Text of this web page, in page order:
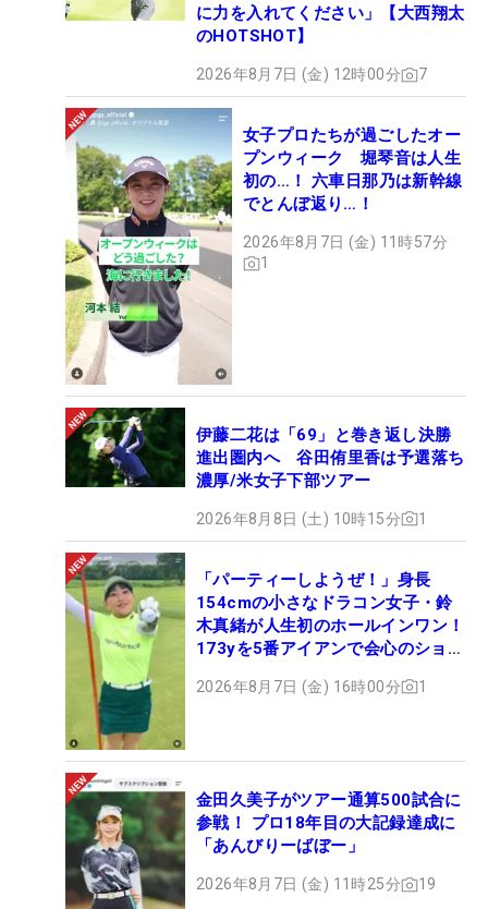
に力を入れてください」【大西翔太
のHOTSHOT】
2026年8月7日 (金) 12時00分 7
女子プロたちが過ごしたオー
プンウィーク 堀琴音は人生
初の…！ 六車日那乃は新幹線
でとんぼ返り…！
2026年8月7日 (金) 11時57分
1
伊藤二花は「69」と巻き返し決勝
進出圏内へ 谷田侑里香は予選落ち
濃厚/米女子下部ツアー
2026年8月8日 (土) 10時15分 1
「パーティーしようぜ！」身長
154cmの小さなドラコン女子・鈴
木真緒が人生初のホールインワン！
173yを5番アイアンで会心のショッ
2026年8月7日 (金) 16時00分 1
金田久美子がツアー通算500試合に
参戦！ プロ18年目の大記録達成に
「あんびりーばぼー」
2026年8月7日 (金) 11時25分 19